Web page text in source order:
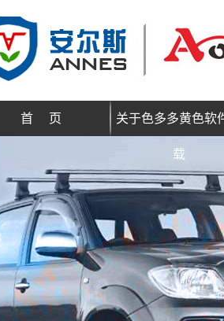
首 页 关于色多多黄色软
载